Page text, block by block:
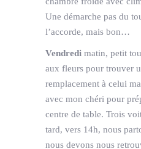
Une démarche pas du
l’accorde, mais bon…
Vendredi matin, petit
aux fleurs pour trouver
remplacement à celui
avec mon chéri pour
centre de table. Trois
tard, vers 14h, nous
nous devons nous